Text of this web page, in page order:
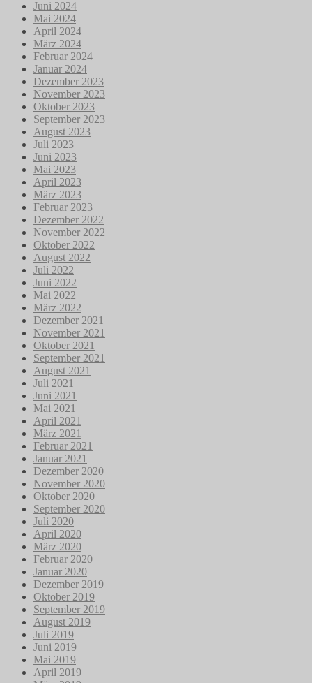
Juni 2024
Mai 2024
April 2024
März 2024
Februar 2024
Januar 2024
Dezember 2023
November 2023
Oktober 2023
September 2023
August 2023
Juli 2023
Juni 2023
Mai 2023
April 2023
März 2023
Februar 2023
Dezember 2022
November 2022
Oktober 2022
August 2022
Juli 2022
Juni 2022
Mai 2022
März 2022
Dezember 2021
November 2021
Oktober 2021
September 2021
August 2021
Juli 2021
Juni 2021
Mai 2021
April 2021
März 2021
Februar 2021
Januar 2021
Dezember 2020
November 2020
Oktober 2020
September 2020
Juli 2020
April 2020
März 2020
Februar 2020
Januar 2020
Dezember 2019
Oktober 2019
September 2019
August 2019
Juli 2019
Juni 2019
Mai 2019
April 2019